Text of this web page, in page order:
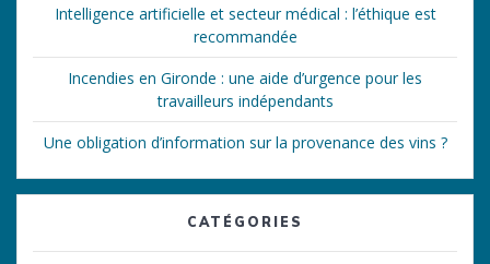
Intelligence artificielle et secteur médical : l’éthique est
recommandée
Incendies en Gironde : une aide d’urgence pour les
travailleurs indépendants
Une obligation d’information sur la provenance des vins ?
CATÉGORIES